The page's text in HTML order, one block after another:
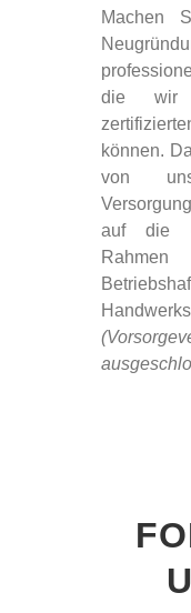
Machen
die wir
können.
von
auf die